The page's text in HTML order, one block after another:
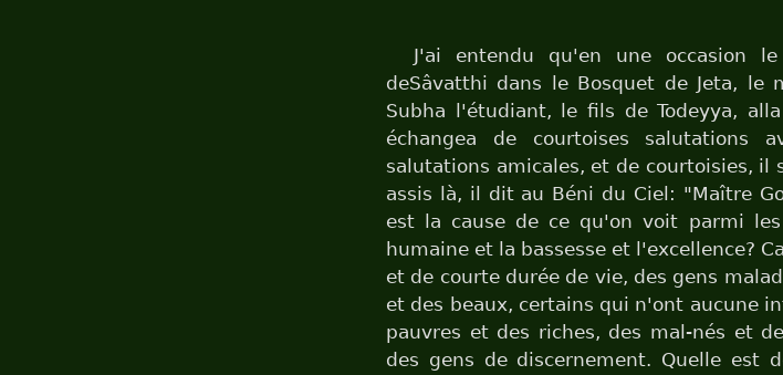
J'ai entendu qu'en une occasion
deSâvatthi dans le Bosquet de Jeta, le
Subha l'étudiant, le fils de Todeyya,
échangea de courtoises salutations
salutations amicales, et de courtoisies,
assis là, il dit au Béni du Ciel: "Maître
est la cause de ce qu'on voit parmi
humaine et la bassesse et l'excellence?
et de courte durée de vie, des gens
et des beaux, certains qui n'ont aucune
pauvres et des riches, des mal-nés et
des gens de discernement. Quelle est